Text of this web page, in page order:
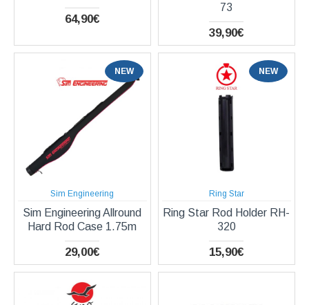
64,90€
73
39,90€
NEW
Sim Engineering
Sim Engineering Allround
Hard Rod Case 1.75m
29,00€
NEW
Ring Star
Ring Star Rod Holder RH-
320
15,90€